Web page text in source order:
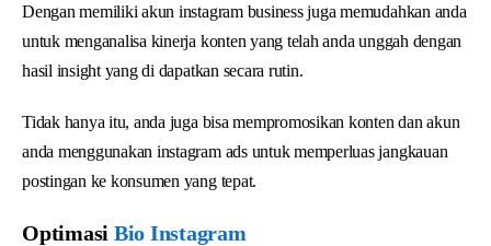
Dengan memiliki akun instagram business juga memudahkan anda
untuk menganalisa kinerja konten yang telah anda unggah dengan
hasil insight yang di dapatkan secara rutin.
Tidak hanya itu, anda juga bisa mempromosikan konten dan akun
anda menggunakan instagram ads untuk memperluas jangkauan
postingan ke konsumen yang tepat.
Optimasi Bio Instagram